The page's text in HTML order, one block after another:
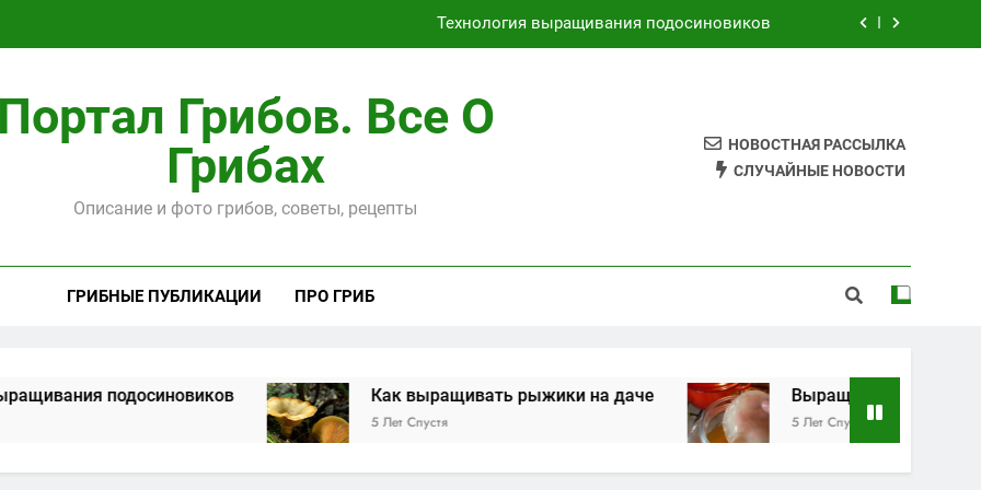
Технология выращивания подосиновиков
Способы, как самому сделать грибной мицелий
Как выращивать рыжики на даче
Портал Грибов. Все О
Грибах
Описание и фото грибов, советы, рецепты
НОВОСТНАЯ РАССЫЛКА
СЛУЧАЙНЫЕ НОВОСТИ
ГРИБНЫЕ ПУБЛИКАЦИИ ПРО ГРИБ
Как выращивать рыжики на даче
5 Лет Спустя
Выращивания чайного гриба
5 Лет Спустя